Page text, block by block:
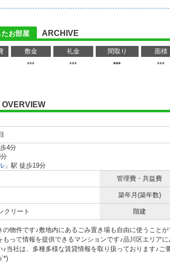
お部屋 ARCHIVE
敷金 礼金 間取り 面積
*** *** *** ***
OVERVIEW
4分
」駅 徒歩19分
管理費・共益費
築年月(築年数)
クリート 階建
の物件です♪敷地内にあるごみ置き場も自由に使うこと
もって情報を提供できるマンションです♪品川区エリア
♪当社は、多種多様な賃貸情報を取り扱っております♪ご